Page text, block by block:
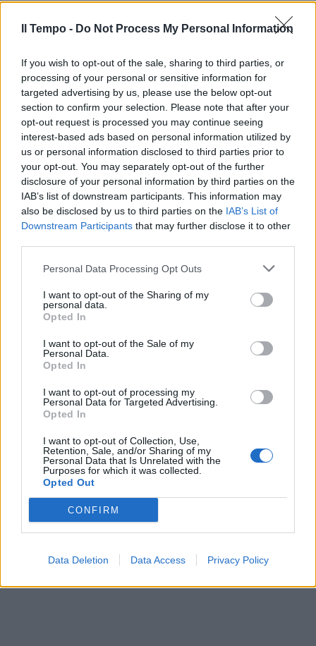
Il Tempo - Do Not Process My Personal Information
If you wish to opt-out of the sale, sharing to third parties, or
processing of your personal or sensitive information for
targeted advertising by us, please use the below opt-out
section to confirm your selection. Please note that after your
opt-out request is processed you may continue seeing
interest-based ads based on personal information utilized by
us or personal information disclosed to third parties prior to
your opt-out. You may separately opt-out of the further
disclosure of your personal information by third parties on the
IAB’s list of downstream participants. This information may
also be disclosed by us to third parties on the IAB’s List of
Downstream Participants that may further disclose it to other
Personal Data Processing Opt Outs
I want to opt-out of the Sharing of my
personal data.
Opted In
I want to opt-out of the Sale of my
Personal Data.
Opted In
I want to opt-out of processing my
Personal Data for Targeted Advertising.
Opted In
I want to opt-out of Collection, Use,
Retention, Sale, and/or Sharing of my
Personal Data that Is Unrelated with the
Purposes for which it was collected.
Opted Out
CONFIRM
Data Deletion Data Access Privacy Policy
In evidenza